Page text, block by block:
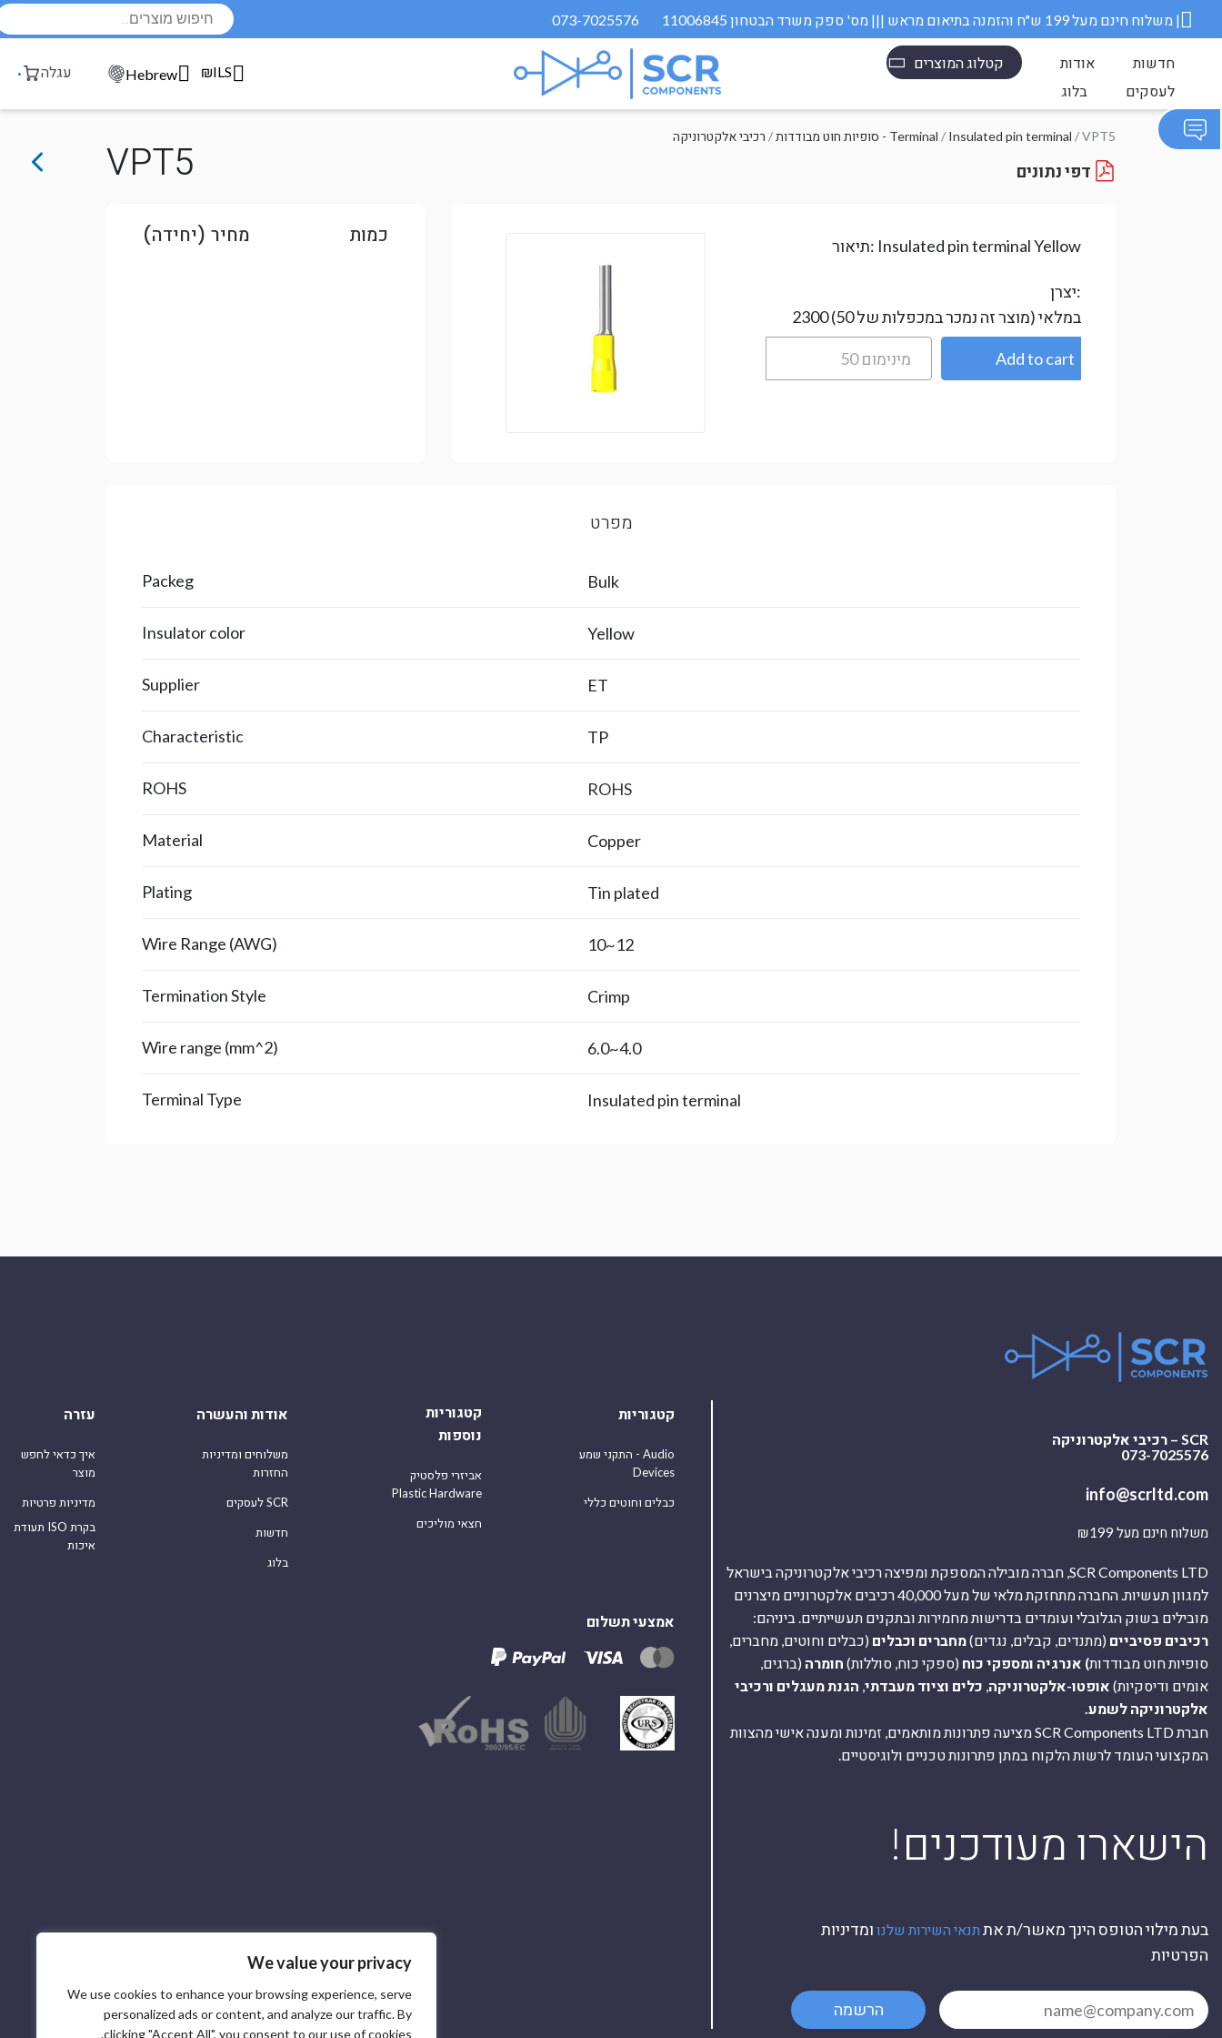
We value your privacy
We use cookies to enhance your browsing experience, serve
personalized ads or content, and analyze our traffic. By
clicking "Accept All", you consent to our use of cookies.
073-7025576 משלוח חינם מעל 199 ש״ח והזמנה בתיאום מראש ||| מס' ספק משרד הבטחון 11006845 |
קטלוג המוצרים אודות
חדשות
בלוג
לעסקים
עגלה Hebrew ₪ILS
רכיבי אלקטרוניקה / סופיות חוט מבודדות - Terminal / Insulated pin terminal / VPT5
VPT5
תיאור: Insulated pin terminal Yellow
יצרן:
2300
במלאי(מוצר זה נמכר במכפלות של 50)
כמות מחיר (יחידה)
מפרט
Packeg Bulk
Insulator color Yellow
Supplier ET
Characteristic TP
ROHS ROHS
Material Copper
Plating Tin plated
Wire Range (AWG) 12~10
Termination Style Crimp
Wire range (mm^2) 4.0~6.0
Terminal Type Insulated pin terminal
SCR – רכיבי אלקטרוניקה
073-7025576
info@scrltd.com
משלוח חינם מעל ₪199
SCR Components LTD, חברה מובילה המספקת ומפיצה רכיבי אלקטרוניקה בישראל
למגוון תעשיות. החברה מתחזקת מלאי של מעל 40,000 רכיבים אלקטרוניים מיצרנים
מובילים בשוק הגלובלי ועומדים בדרישות מחמירות ובתקנים תעשייתיים. ביניהם:
רכיבים פסיביים (מתנדים, קבלים, נגדים)מחברים וכבלים (כבלים וחוטים, מחברים,
סופיות חוט מבודדות) אנרגיה ומספקי כוח (ספקי כוח, סוללות) חומרה (ברגים,
אומים ודיסקיות) אופטו-אלקטרוניקה כלים וציוד מעבדתי הגנת מעגלים ורכיבי
אלקטרוניקה לשמע.
חברת SCR Components LTD מציעה פתרונות מותאמים, זמינות ומענה אישי מהצוות
המקצועי העומד לרשות הלקוח במתן פתרונות טכניים ולוגיסטיים.
!הישארו מעודכנים
בעת מילוי הטופס הינך מאשר/ת את תנאי השירות שלנו ומדיניות
הפרטיות
הרשמה
קטגוריות
התקני שמע - Audio
Devices
כבלים וחוטים כללי
קטגוריות
נוספות
אביזרי פלסטיק
Plastic Hardware
חצאי מוליכים
אודות והעשרה
משלוחים ומדיניות
החזרות
לעסקים SCR
חדשות
בלוג
עזרה
איך כדאי לחפש
מוצר
מדיניות פרטיות
תעודת ISO בקרת
איכות
אמצעי תשלום